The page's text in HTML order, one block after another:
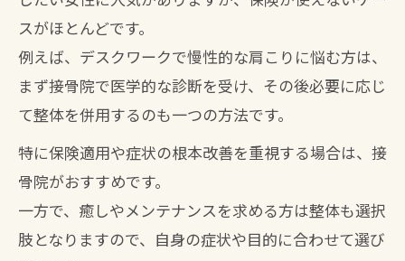
スがほとんどです。
例えば、デスクワークで慢性的な肩こりに悩む方は、
まず接骨院で医学的な診断を受け、その後必要に応じ
て整体を併用するのも一つの方法です。
特に保険適用や症状の根本改善を重視する場合は、接
骨院がおすすめです。
一方で、癒しやメンテナンスを求める方は整体も選択
肢となりますので、自身の症状や目的に合わせて選び